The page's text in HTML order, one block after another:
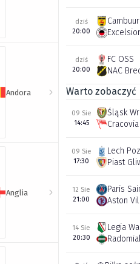
Andora
Anglia
dziś
20:00
Cambuur
dziś
20:00
FC OSS
NAC
Warto zobaczyć
09 Sie
14:45
Śląsk
Cracovia
09 Sie
17:30
Lech
Piast
12 Sie
21:00
Paris
Aston
14 Sie
20:30
Legia